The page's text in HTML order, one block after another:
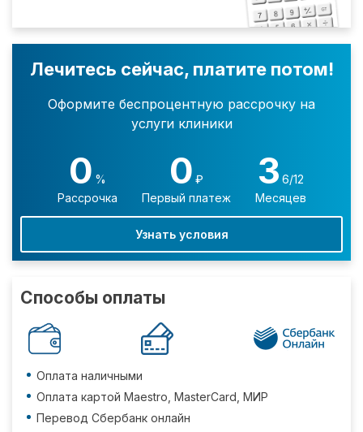
Лечитесь сейчас, платите потом!
Оформите беспроцентную рассрочку на
услуги клиники
0 %
Рассрочка
0 ₽
Первый платеж
3 6/12
Месяцев
Узнать условия
Способы оплаты
Оплата наличными
Оплата картой Maestro, MasterCard, МИР
Перевод Сбербанк онлайн